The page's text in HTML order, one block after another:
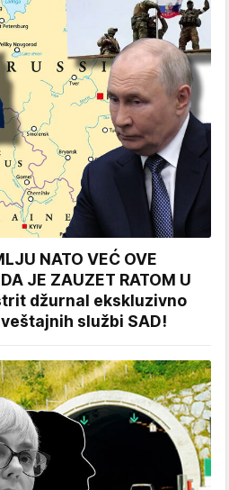
NATO VEĆ OVE
JE ZAUZET RATOM U
džurnal ekskluzivno
službi SAD!